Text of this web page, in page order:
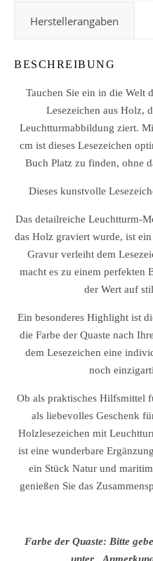
Herstellerangaben
BESCHREIBUNG
Tauchen Sie ein in die Welt
Lesezeichen aus Holz,
Leuchtturmabbildung ziert.
cm ist dieses Lesezeichen
Buch Platz zu finden, ohne
Dieses kunstvolle
Das detailreiche Leuchtturm-
das Holz graviert wurde, ist
Gravur verleiht dem
macht es zu einem perfekten
der Wert auf
Ein besonderes Highlight ist
die Farbe der Quaste nach
dem Lesezeichen eine
noch
Ob als praktisches Hilfsmittel
als liebevolles Geschenk
Holzlesezeichen mit
ist eine wunderbare
ein Stück Natur und
genießen Sie das
Farbe der Quaste: Bitte